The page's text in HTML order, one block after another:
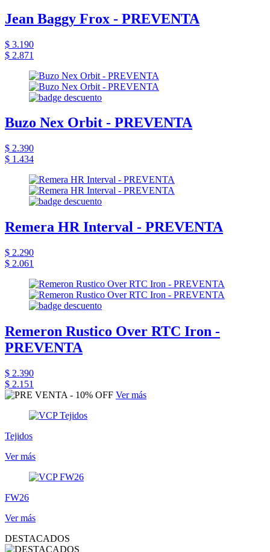
Jean Baggy Frox - PREVENTA
$ 3.190
$ 2.871
Buzo Nex Orbit - PREVENTA
$ 2.390
$ 1.434
Remera HR Interval - PREVENTA
$ 2.290
$ 2.061
Remeron Rustico Over RTC Iron -
PREVENTA
$ 2.390
$ 2.151
Ver más
Tejidos
Ver más
FW26
Ver más
DESTACADOS